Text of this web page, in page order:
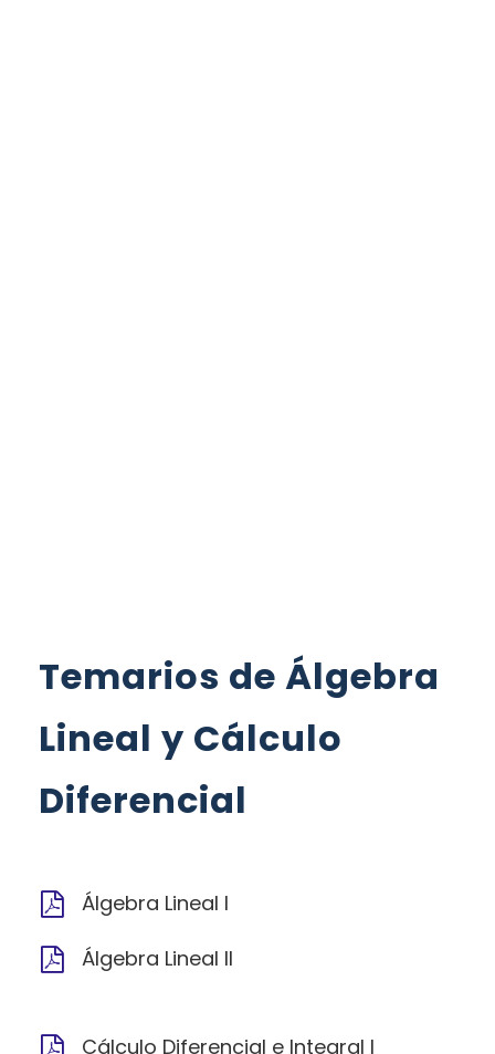
Temarios de Álgebra
Lineal y Cálculo
Diferencial
Álgebra Lineal I
Álgebra Lineal II
Cálculo Diferencial e Integral I